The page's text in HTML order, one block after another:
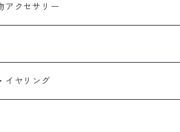
アクセサリー
粒
下がり
イヤリング